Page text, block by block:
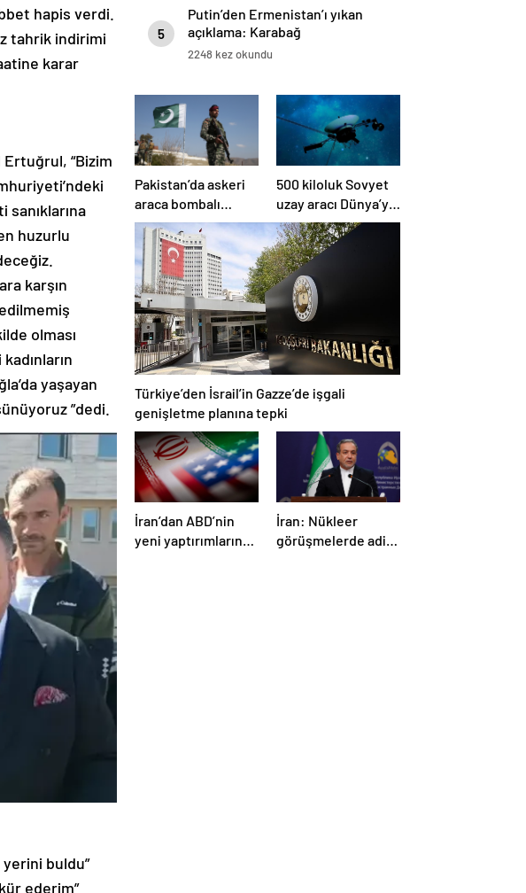
hapis verdi.
tahrik indirimi
karar
Ertuğrul, “Bizim
huzurlu
karşın
olması
yaşayan
”dedi.
yerini buldu”
ederim”
5
Putin’den Ermenistan’ı yıkan
açıklama: Karabağ
Azerbaycan’ın ayrılmaz bir
2248 kez okundu
Pakistan’da askeri
araca bombalı
saldırı düzenlendi
500 kiloluk Sovyet
uzay aracı Dünya’ya
düşüyor: Türkiye de
risk altında
Türkiye’den İsrail’in Gazze’de işgali
genişletme planına tepki
İran’dan ABD’nin
yeni yaptırımlarına
İran: Nükleer
görüşmelerde adil